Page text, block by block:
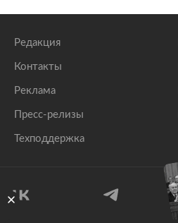
Редакция
Контакты
Реклама
Пресс-релизы
Техподдержка